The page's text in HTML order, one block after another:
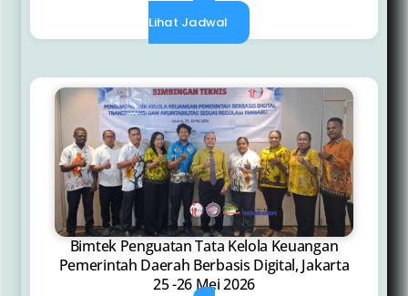
Lihat Jadwal
Bimtek Penguatan Tata Kelola Keuangan
Pemerintah Daerah Berbasis Digital, Jakarta
25 -26 Mei 2026